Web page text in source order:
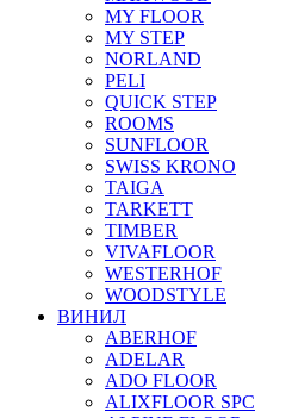
MY FLOOR
MY STEP
NORLAND
PELI
QUICK STEP
ROOMS
SUNFLOOR
SWISS KRONO
TAIGA
TARKETT
TIMBER
VIVAFLOOR
WESTERHOF
WOODSTYLE
ВИНИЛ
ABERHOF
ADELAR
ADO FLOOR
ALIXFLOOR SPC